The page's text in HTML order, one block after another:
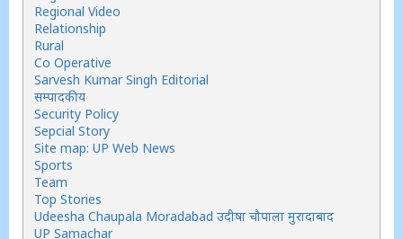
Regional Video
Relationship
Rural
Co Operative
Sarvesh Kumar Singh Editorial
सम्पादकीय
Security Policy
Sepcial Story
Site map: UP Web News
Sports
Team
Top Stories
Udeesha Chaupala Moradabad उदीषा चौपाला मुरादाबाद
UP Samachar